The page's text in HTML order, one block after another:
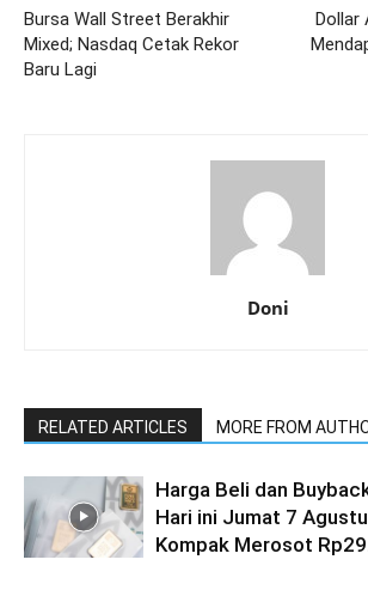
Bursa Wall Street Berakhir
Mixed; Nasdaq Cetak Rekor
Baru Lagi
Dollar
Doni
RELATED ARTICLES MORE FROM
Harga Beli dan
Hari ini Jumat 7
Kompak Merosot